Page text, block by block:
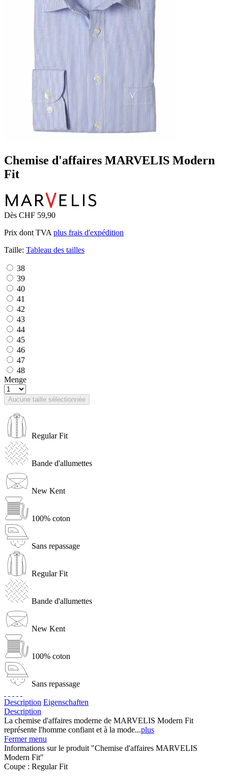
Chemise d'affaires MARVELIS Modern
Fit
Dès CHF 59,90
Prix dont TVA plus frais d'expédition
Taille: Tableau des tailles
38
39
40
41
42
43
44
45
46
47
48
Menge
Aucune taille sélectionnée
Regular Fit
Bande d'allumettes
New Kent
100% coton
Sans repassage
Regular Fit
Bande d'allumettes
New Kent
100% coton
Sans repassage
Description Eigenschaften
Description
La chemise d'affaires moderne de MARVELIS Modern Fit
représente l'homme confiant et à la mode...plus
Fermer menu
Informations sur le produit "Chemise d'affaires MARVELIS
Modern Fit"
Coupe : Regular Fit